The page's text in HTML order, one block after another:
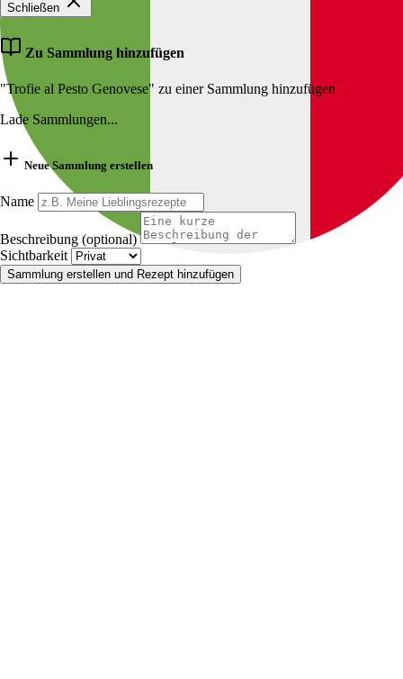
Schließen
Zu Sammlung hinzufügen
"Trofie al Pesto Genovese" zu einer Sammlung hinzufügen
Lade Sammlungen...
Neue Sammlung erstellen
Name
Beschreibung (optional)
Sichtbarkeit
Sammlung erstellen und Rezept hinzufügen